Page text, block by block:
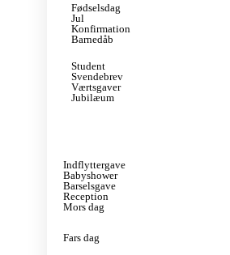
Fødselsdag
Jul
Konfirmation
Barnedåb
Student
Svendebrev
Værtsgaver
Jubilæum
Indflyttergave
Babyshower
Barselsgave
Reception
Mors dag
Fars dag